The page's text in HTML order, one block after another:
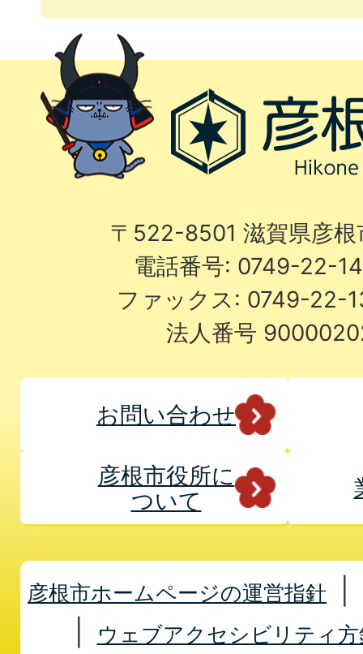
〒522-8501 滋賀県彦
電話番号: 0749-22-
ファックス: 0749-22-
法人番号
お問い合わせ
彦根市役所に
ついて
彦根市ホームページの運営指針
ウェブアクセシビリティ方